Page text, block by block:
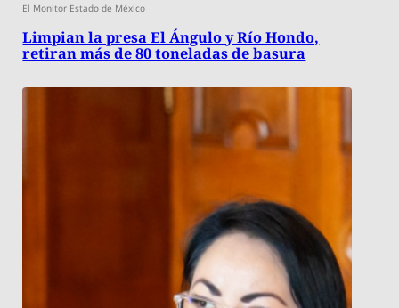
El Monitor Estado de México
Limpian la presa El Ángulo y Río Hondo,
retiran más de 80 toneladas de basura